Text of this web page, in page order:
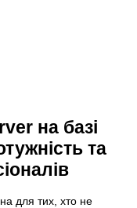
на базі
та
для тих, хто не